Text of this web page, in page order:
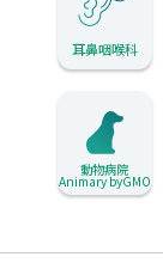
耳鼻咽喉科
動物病院
Animary byGMO